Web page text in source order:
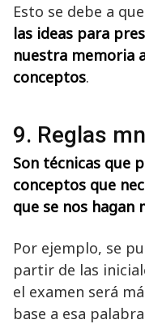
Esto se debe a que
las ideas para
nuestra memoria
conceptos.
9. Reglas
Son técnicas que
conceptos que
que se nos hagan
Por ejemplo, se
partir de las
el examen será
base a esa